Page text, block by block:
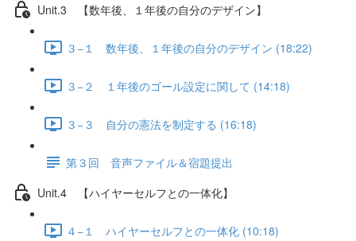
Unit.3 【数年後、１年後の自分のデザイン】
３−１ 数年後、１年後の自分のデザイン (18:22)
３−２ １年後のゴール設定に関して (14:18)
３−３ 自分の憲法を制定する (16:18)
第３回 音声ファイル＆宿題提出
Unit.4 【ハイヤーセルフとの一体化】
４−１ ハイヤーセルフとの一体化 (10:18)